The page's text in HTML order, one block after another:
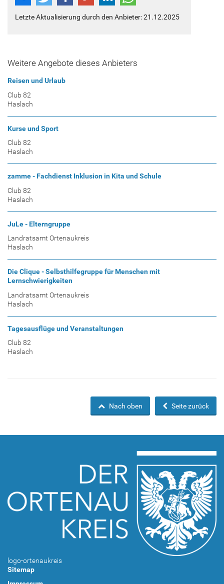
Letzte Aktualisierung durch den Anbieter: 21.12.2025
Weitere Angebote dieses Anbieters
Reisen und Urlaub
Club 82
Haslach
Kurse und Sport
Club 82
Haslach
zamme - Fachdienst Inklusion in Kita und Schule
Club 82
Haslach
JuLe - Elterngruppe
Landratsamt Ortenaukreis
Haslach
Die Clique - Selbsthilfegruppe für Menschen mit
Lernschwierigkeiten
Landratsamt Ortenaukreis
Haslach
Tagesausflüge und Veranstaltungen
Club 82
Haslach
Seite zurück
Nach oben
logo-ortenaukreis
Sitemap